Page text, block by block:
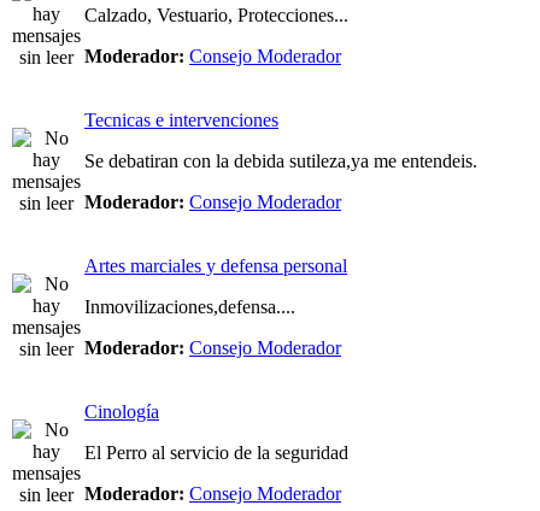
Calzado, Vestuario, Protecciones...
Moderador: Consejo Moderador
Tecnicas e intervenciones
Se debatiran con la debida sutileza,ya me entendeis.
Moderador: Consejo Moderador
Artes marciales y defensa personal
Inmovilizaciones,defensa....
Moderador: Consejo Moderador
Cinología
El Perro al servicio de la seguridad
Moderador: Consejo Moderador